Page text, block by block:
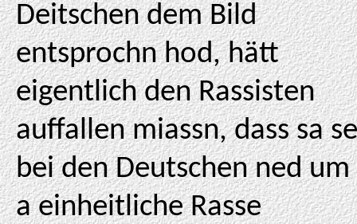
Deitschen dem Bild
entsprochn hod, hätt
eigentlich den Rassisten
auffallen miassn, dass sa se
bei den Deutschen ned um
a einheitliche Rasse